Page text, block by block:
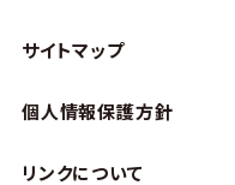
サイトマップ
個人情報保護方針
リンクについて